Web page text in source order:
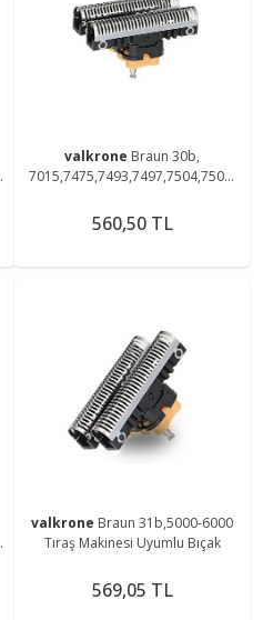
valkrone Braun 30b,
7015,7475,7493,7497,7504,7505,
Makinesi Uyumlu Bıçak
560,50 TL
valkrone Braun 31b,5000-6000
Tıraş Makinesi Uyumlu Bıçak
569,05 TL